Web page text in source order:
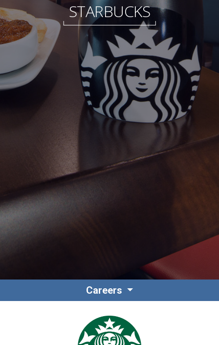
Sustentabilidad
Acerca de
Noticias
Contacto
Norteamérica
STARBUCKS
Careers